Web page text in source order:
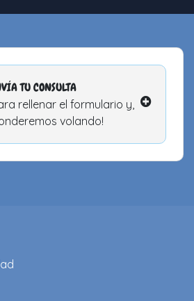
TU CONSULTA
rellenar el formulario y,
volando!